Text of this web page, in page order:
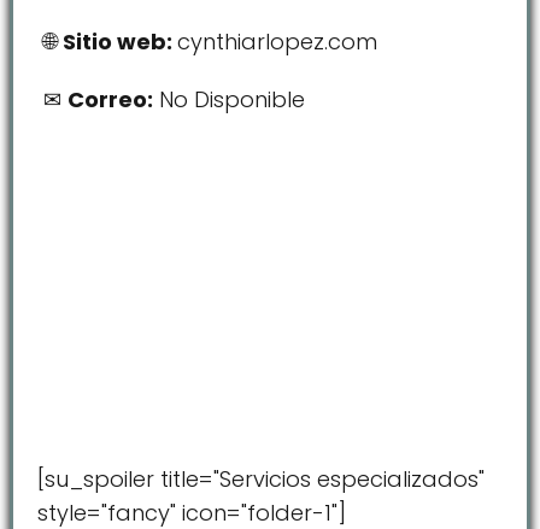
Sitio web:cynthiarlopez.com
Correo: No Disponible
[su_spoiler title="Servicios especializados"
style="fancy" icon="folder-1"]